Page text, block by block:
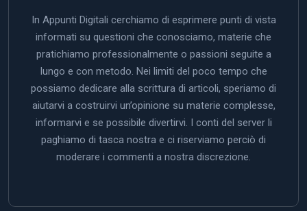
In Appunti Digitali cerchiamo di esprimere punti di vista
informati su questioni che conosciamo, materie che
pratichiamo professionalmente o passioni seguite a
lungo e con metodo. Nei limiti del poco tempo che
possiamo dedicare alla scrittura di articoli, speriamo di
aiutarvi a costruirvi un’opinione su materie complesse,
informarvi e se possibile divertirvi. I conti del server li
paghiamo di tasca nostra e ci riserviamo perciò di
moderare i commenti a nostra discrezione.